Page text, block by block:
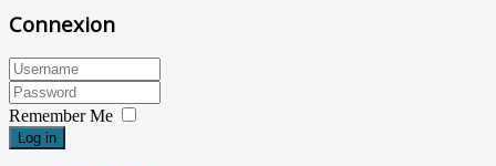
Connexion
Remember Me
Log in